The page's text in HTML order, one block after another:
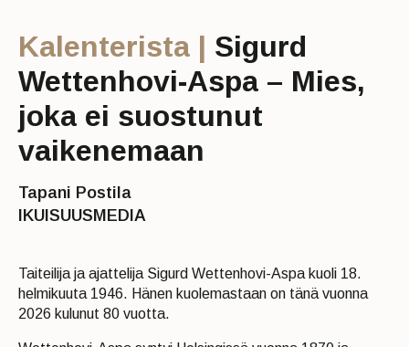
Kalenterista | Sigurd
Wettenhovi-Aspa – Mies,
joka ei suostunut
vaikenemaan
Tapani Postila
IKUISUUSMEDIA
Taiteilija ja ajattelija Sigurd Wettenhovi-Aspa kuoli 18.
helmikuuta 1946. Hänen kuolemastaan on tänä vuonna
2026 kulunut 80 vuotta.